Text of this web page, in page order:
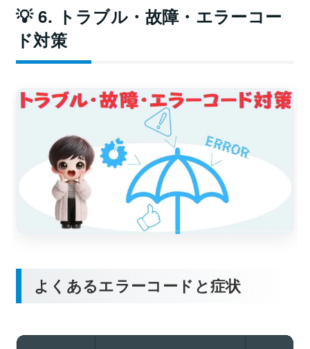
💡 6. トラブル・故障・エラーコー
ド対策
よくあるエラーコードと症状